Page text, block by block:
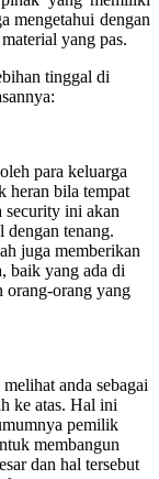
mengetahui dengan
yang pas.
tinggal di
para keluarga
heran bila tempat
security ini akan
tenang.
juga memberikan
baik yang ada di
orang-orang yang
anda sebagai
ke atas. Hal ini
pemilik
membangun
dan hal tersebut